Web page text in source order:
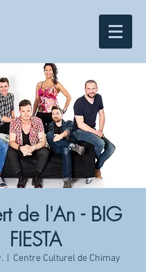
de l'An - BIG
FIESTA
Centre Culturel de Chimay